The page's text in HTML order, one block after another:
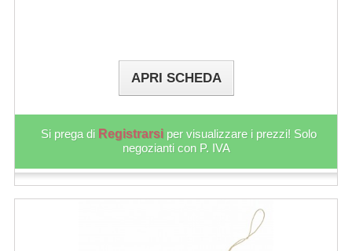
APRI SCHEDA
Si prega di Registrarsi per visualizzare i prezzi! Solo
negozianti con P. IVA